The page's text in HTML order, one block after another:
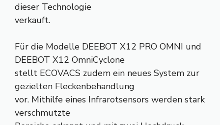
dieser Technologie
verkauft.
Für die Modelle DEEBOT X12 PRO OMNI und
DEEBOT X12 OmniCyclone
stellt ECOVACS zudem ein neues System zur
gezielten Fleckenbehandlung
vor. Mithilfe eines Infrarotsensors werden stark
verschmutzte